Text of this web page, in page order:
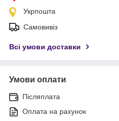
Укрпошта
Самовивіз
Всі умови доставки
Умови оплати
Післяплата
Оплата на рахунок